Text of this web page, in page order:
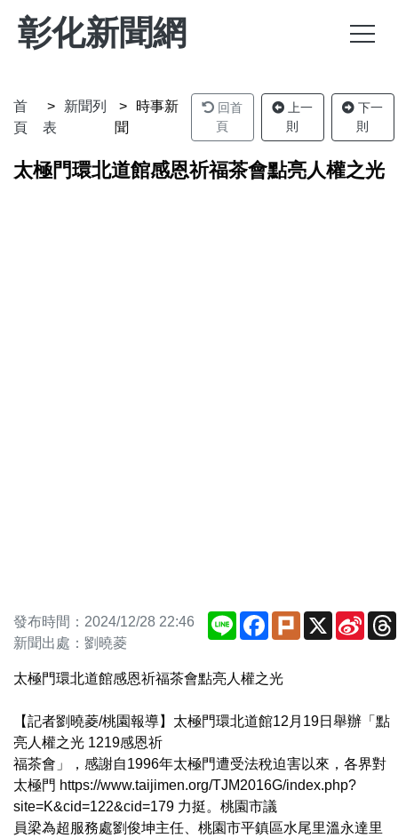
彰化新聞網
首
頁
新聞列
表
時事新
聞
回首
頁
上一
則
下一
則
太極門環北道館感恩祈福茶會點亮人權之光
發布時間：2024/12/28 22:46
新聞出處：劉曉菱
Line Facebook
Plurk X
Sina
太極門環北道館感恩祈福茶會點亮人權之光
【記者劉曉菱/桃園報導】太極門環北道館12月19日舉辦「點
亮人權之光 1219感恩祈
福茶會」，感謝自1996年太極門遭受法稅迫害以來，各界對
太極門 https://www.taijimen.org/TJM2016G/index.php?
site=K&cid=122&cid=179 力挺。桃園市議
員梁為超服務處劉俊坤主任、桃園市平鎮區水尾里溫永達里